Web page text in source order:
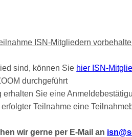
ISN-Mitgliedern
sind, können Sie hier ISN-
durchgeführt
erhalten Sie eine
Teilnahme eine
wir gerne per E-Mail an